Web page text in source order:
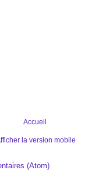
Accueil
la version mobile
(Atom)